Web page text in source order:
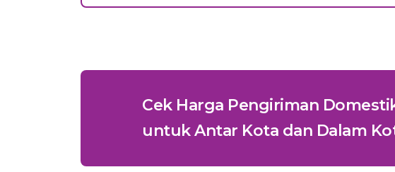
Cek Harga Pengiriman
untuk Antar Kota dan Dalam